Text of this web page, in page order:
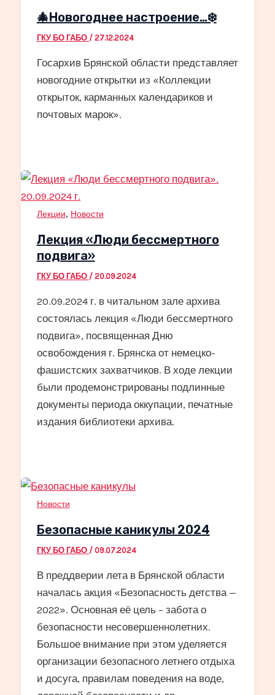
🎄Новогоднее настроение…❄️
ГКУ БО ГАБО / 27.12.2024
Госархив Брянской области представляет
новогодние открытки из «Коллекции
открыток, карманных календариков и
почтовых марок».
Лекции, Новости
Лекция «Люди бессмертного
подвига»
ГКУ БО ГАБО / 20.09.2024
20.09.2024 г. в читальном зале архива
состоялась лекция «Люди бессмертного
подвига», посвященная Дню
освобождения г. Брянска от немецко-
фашистских захватчиков. В ходе лекции
были продемонстрированы подлинные
документы периода оккупации, печатные
издания библиотеки архива.
Новости
Безопасные каникулы 2024
ГКУ БО ГАБО / 09.07.2024
В преддверии лета в Брянской области
началась акция «Безопасность детства —
2022». Основная её цель – забота о
безопасности несовершеннолетних.
Большое внимание при этом уделяется
организации безопасного летнего отдыха
и досуга, правилам поведения на воде,